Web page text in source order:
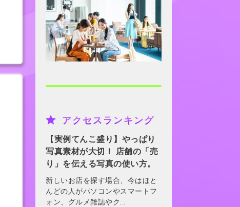
アクセスランキング
【実例てんこ盛り】やっぱり
写真素材が大切！ 店舗の「売
り」を伝える写真の使い方。
新しいお店を探す場合、今はほと
んどの人がパソコンやスマートフ
ォン、グルメ雑誌やク...